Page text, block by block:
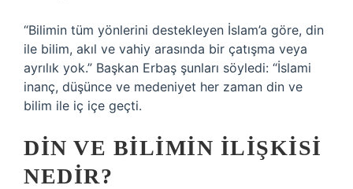
“Bilimin tüm yönlerini destekleyen İslam’a göre, din
ile bilim, akıl ve vahiy arasında bir çatışma veya
ayrılık yok.” Başkan Erbaş şunları söyledi: “İslami
inanç, düşünce ve medeniyet her zaman din ve
bilim ile iç içe geçti.
DIN VE BILIMIN ILIŞKISI
NEDIR?